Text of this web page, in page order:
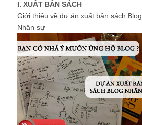
I. XUẤT BẢN SÁCH
Giới thiệu về dự án xuất bản sách Blog
Nhân sự